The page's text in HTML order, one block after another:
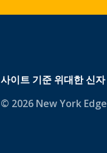
사이트 기준 위대한 신자
© 2026 New York Edge